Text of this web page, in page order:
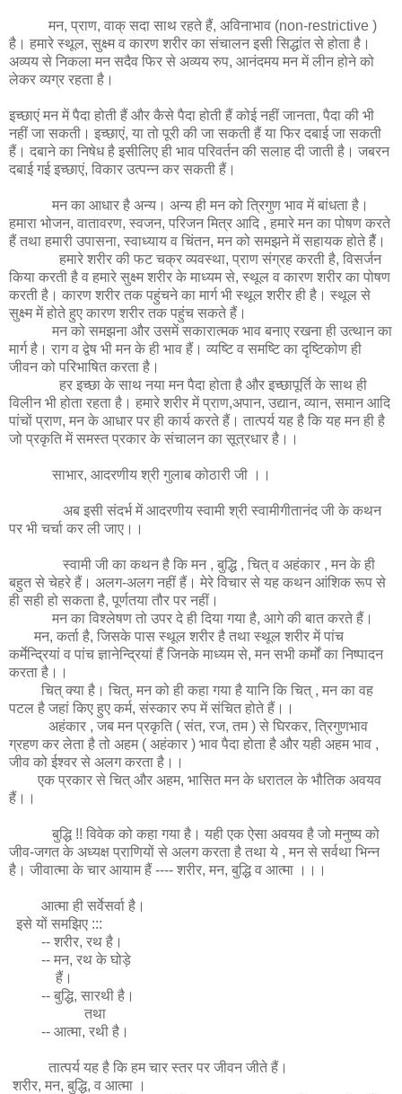
मन, प्राण, वाक् सदा साथ रहते हैं, अविनाभाव (non-restrictive )
है। हमारे स्थूल, सुक्ष्म व कारण शरीर का संचालन इसी सिद्धांत से होता है।
अव्यय से निकला मन सदैव फिर से अव्यय रुप, आनंदमय मन में लीन होने को
लेकर व्यग्र रहता है।
इच्छाएं मन में पैदा होती हैं और कैसे पैदा होती हैं कोई नहीं जानता, पैदा की भी
नहीं जा सकती। इच्छाएं, या तो पूरी की जा सकती हैं या फिर दबाई जा सकती
हैं। दबाने का निषेध है इसीलिए ही भाव परिवर्तन की सलाह दी जाती है। जबरन
दबाई गई इच्छाएं, विकार उत्पन्न कर सकती हैं।
मन का आधार है अन्य। अन्य ही मन को त्रिगुण भाव में बांधता है।
हमारा भोजन, वातावरण, स्वजन, परिजन मित्र आदि , हमारे मन का पोषण करते
हैं तथा हमारी उपासना, स्वाध्याय व चिंतन, मन को समझने में सहायक होते हैैं।
हमारे शरीर की फट चक्र व्यवस्था, प्राण संग्रह करती है, विसर्जन
किया करती है व हमारे सुक्ष्म शरीर के माध्यम से, स्थूल व कारण शरीर का पोषण
करती है। कारण शरीर तक पहुंचने का मार्ग भी स्थूल शरीर ही है। स्थूल से
सुक्ष्म में होते हुए कारण शरीर तक पहुंच सकते हैं।
मन को समझना और उसमें सकारात्मक भाव बनाए रखना ही उत्थान का
मार्ग है। राग व द्वेष भी मन के ही भाव हैं। व्यष्टि व समष्टि का दृष्टिकोण ही
जीवन को परिभाषित करता है।
हर इच्छा के साथ नया मन पैदा होता है और इच्छापूर्ति के साथ ही
विलीन भी होता रहता है। हमारे शरीर में प्राण,अपान, उद्यान, व्यान, समान आदि
पांचों प्राण, मन के आधार पर ही कार्य करते हैं। तात्पर्य यह है कि यह मन ही है
जो प्रकृति में समस्त प्रकार के संचालन का सूत्रधार है।।
साभार, आदरणीय श्री गुलाब कोठारी जी ।।
अब इसी संदर्भ में आदरणीय स्वामी श्री स्वामीगीतानंद जी के कथन
पर भी चर्चा कर ली जाए।।
स्वामी जी का कथन है कि मन , बुद्धि , चित् व अहंकार , मन के ही
बहुत से चेहरे हैं। अलग-अलग नहीं हैं। मेरे विचार से यह कथन आंशिक रूप से
ही सही हो सकता है, पूर्णतया तौर पर नहीं।
मन का विश्लेषण तो उपर दे ही दिया गया है, आगे की बात करते हैं।
मन, कर्ता है, जिसके पास स्थूल शरीर है तथा स्थूल शरीर में पांच
कर्मेन्द्रियां व पांच ज्ञानेन्द्रियां हैं जिनके माध्यम से, मन सभी कर्मों का निष्पादन
करता है।।
चित् क्या है। चित्, मन को ही कहा गया है यानि कि चित् , मन का वह
पटल है जहां किए हुए कर्म, संस्कार रुप में संचित होते हैं।।
अहंकार , जब मन प्रकृति ( संत, रज, तम ) से घिरकर, त्रिगुणभाव
ग्रहण कर लेता है तो अहम ( अहंकार ) भाव पैदा होता है और यही अहम भाव ,
जीव को ईश्वर से अलग करता है।।
एक प्रकार से चित् और अहम, भासित मन के धरातल के भौतिक अवयव
हैं।।
बुद्धि !! विवेक को कहा गया है। यही एक ऐसा अवयव है जो मनुष्य को
जीव-जगत के अध्यक्ष प्राणियों से अलग करता है तथा ये , मन से सर्वथा भिन्न
है। जीवात्मा के चार आयाम हैं ---- शरीर, मन, बुद्धि व आत्मा ।।।
आत्मा ही सर्वेसर्वा है।
इसे यों समझिए :::
-- शरीर, रथ है।
-- मन, रथ के घोड़े
हैं।
-- बुद्धि, सारथी है।
तथा
-- आत्मा, रथी है।
तात्पर्य यह है कि हम चार स्तर पर जीवन जीते हैं।
शरीर, मन, बुद्धि, व आत्मा ।